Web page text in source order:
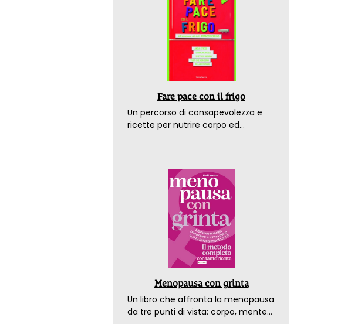
Fare pace con il frigo
Un percorso di consapevolezza e
ricette per nutrire corpo ed
Menopausa con grinta
Un libro che affronta la menopausa
da tre punti di vista: corpo, mente